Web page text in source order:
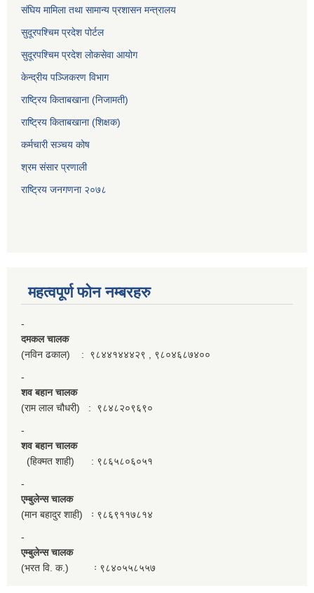
संघिय मामिला तथा सामान्य प्रशासन मन्त्रालय
सुदूरपश्चिम प्रदेश पोर्टल
सुदूरपश्‍चिम प्रदेश लोकसेवा आयोग
केन्द्रीय पञ्जिकरण विभाग
राष्ट्रिय किताबखाना (निजामती)
राष्ट्रिय किताबखाना (शिक्षक)
कर्मचारी सञ्चय कोष
श्रम संसार प्रणाली
राष्ट्रिय जनगणना २०७८
महत्वपूर्ण फाेन नम्बरहरु
-
दमकल चालक
(नविन ढकाल) : ९८४४१४४४२९ , ९८०४६८७४००
-
शव बहान चालक
(राम लाल चौधरी) : ९८४८२०९६९०
-
शव बहान चालक
(हिक्मत शाही) : ९८६५८०६०५१
-
एम्बुलेन्स चालक
(मान बहादुर शाही) ः ९८६९११७८१४
-
एम्बुलेन्स चालक
(भरत वि. क.) ः ९८४०५५८५५७